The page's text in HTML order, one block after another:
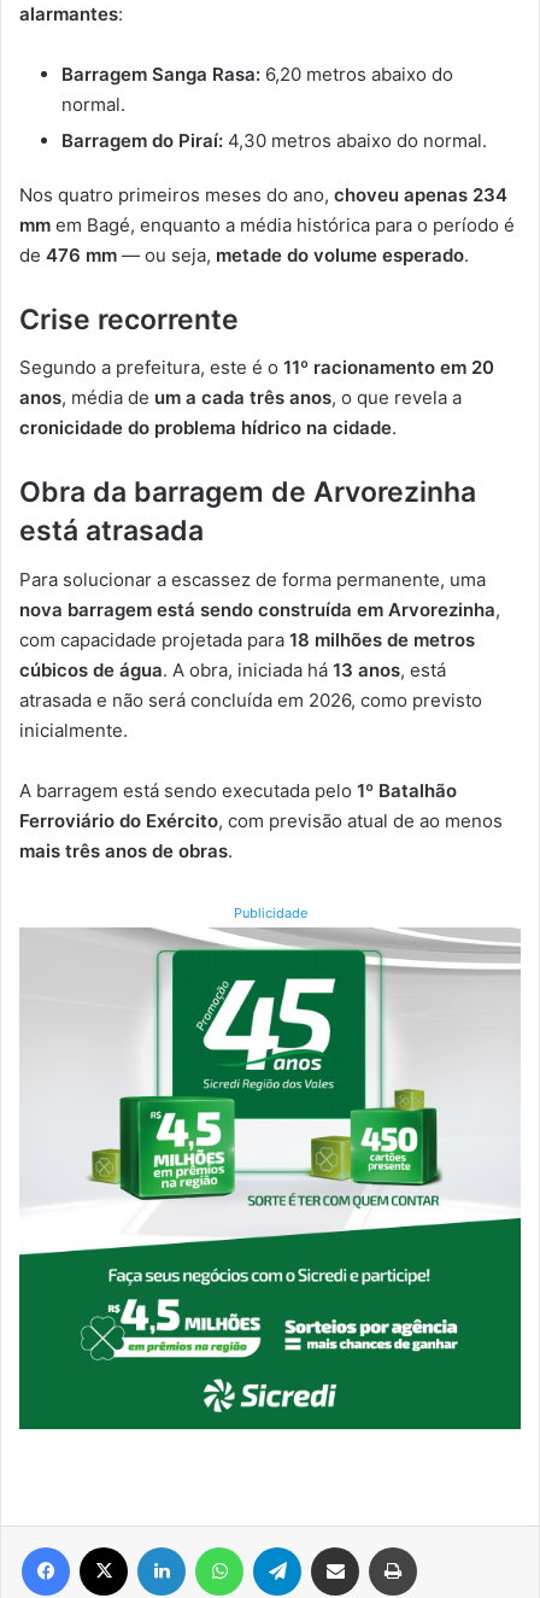
alarmantes:
Barragem Sanga Rasa: 6,20 metros abaixo do
normal.
Barragem do Piraí: 4,30 metros abaixo do normal.
Nos quatro primeiros meses do ano, choveu apenas 234
mm em Bagé, enquanto a média histórica para o período é
de 476 mm — ou seja, metade do volume esperado.
Crise recorrente
Segundo a prefeitura, este é o 11º racionamento em 20
anos, média de um a cada três anos, o que revela a
cronicidade do problema hídrico na cidade.
Obra da barragem de Arvorezinha
está atrasada
Para solucionar a escassez de forma permanente, uma
nova barragem está sendo construída em Arvorezinha,
com capacidade projetada para 18 milhões de metros
cúbicos de água. A obra, iniciada há 13 anos, está
atrasada e não será concluída em 2026, como previsto
inicialmente.
A barragem está sendo executada pelo 1º Batalhão
Ferroviário do Exército, com previsão atual de ao menos
mais três anos de obras.
Publicidade
Facebook Linkedin WhatsAppTelegram Compartilhar via e-mail